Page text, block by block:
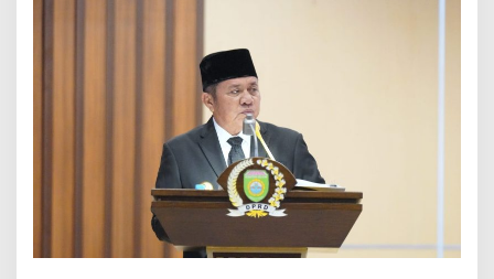
u
j
u
i
L
K
P
J
b